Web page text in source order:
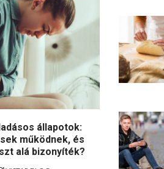
állapotok:
működnek, és
alá bizonyíték?